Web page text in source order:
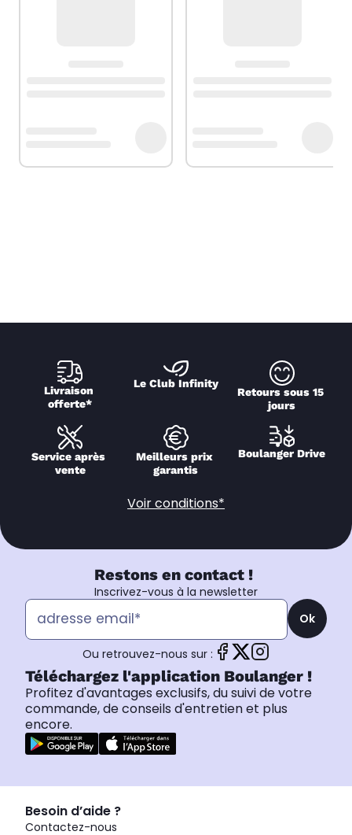
Livraison
offerte*
Le Club Infinity
Retours sous 15
jours
Service après
vente
Meilleurs prix
garantis
Boulanger Drive
Voir conditions*
Restons en contact !
Inscrivez-vous à la newsletter
Ok
Ou retrouvez-nous sur :
Téléchargez l'application Boulanger !
Profitez d'avantages exclusifs, du suivi de votre
commande, de conseils d'entretien et plus
encore.
Besoin d’aide ?
Contactez-nous